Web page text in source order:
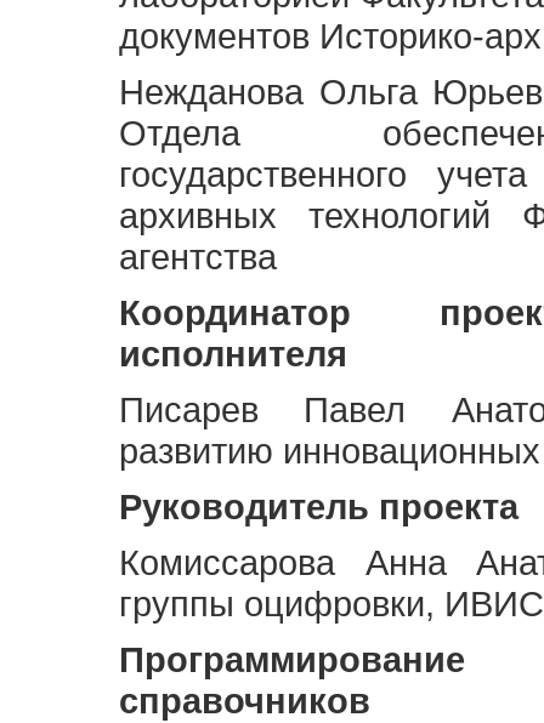
документов Историко-
Нежданова Ольга
Отдела
государственного
архивных технологий
агентства
Координатор
исполнителя
Писарев Павел
развитию
Руководитель проекта
Комиссарова Анна
группы оцифровки, ИВИС
Программирование
справочников